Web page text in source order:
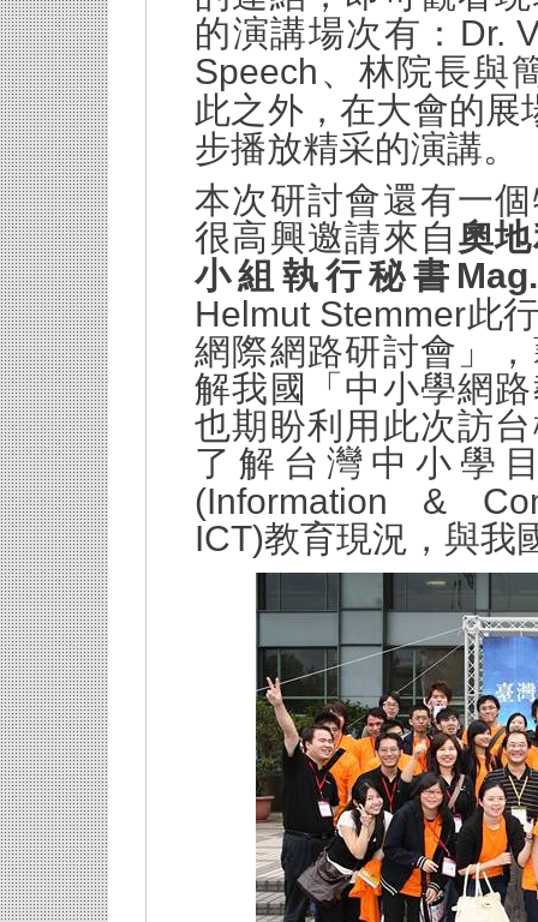
的演講場次有： Dr.
Speech 、林院長與
此之外，在大會的展
步播放精采的演講。
本次研討會還有一
很高興邀請來自 奧
小組執行秘書
Helmut Stemmer此
網際網路研討會」
解我國「中小學網
也期盼利用此次訪
了解台灣中小學
(Information &
ICT)教育現況，與我